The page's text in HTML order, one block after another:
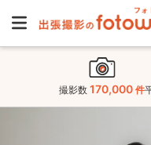
撮影数 170,000 件